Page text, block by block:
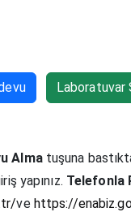
Laboratuvar
Almatuşuna
yapınız. Telefonla
ve https://